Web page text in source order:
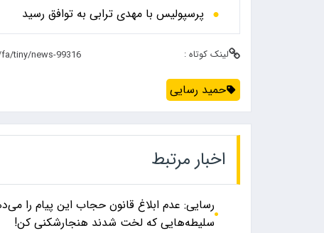
پرسپولیس با مهدی ترابی به توافق رسید
لینک کوتاه :
حمید رسایی
اخبار مرتبط
رسایی: عدم ابلاغ قانون حجاب این پیام را
سلیطه‌هایی که لخت شدند هنجارشکنی کن!